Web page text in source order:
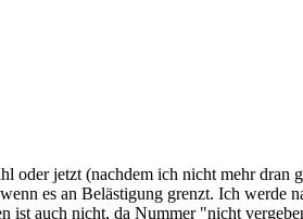
jetzt (nachdem ich nicht mehr dran
es an Belästigung grenzt. Ich werde
auch nicht, da Nummer "nicht